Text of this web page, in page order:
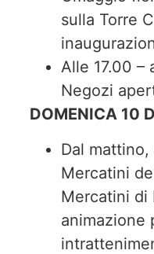
sulla Torre
Alle 17.00 –
Negozi
DOMENICA 10
Dal
Mercatini
Mercatini di
animazione